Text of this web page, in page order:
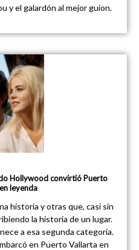
y el galardón al mejor guion.
Hollywood convirtió Puerto
leyenda
historia y otras que, casi sin
la historia de un lugar.
a esa segunda categoría.
en Puerto Vallarta en